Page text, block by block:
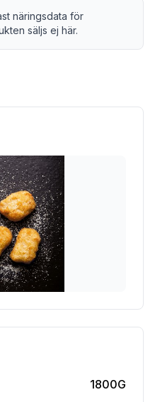
näringsdata för
säljs ej här.
1800G